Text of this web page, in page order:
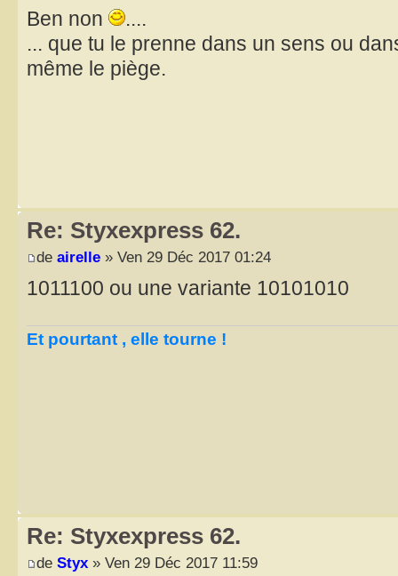
Ben non
....
... que tu le prenne dans un sens ou
même le piège.
Re: Styxexpress 62.
de airelle » Ven 29 Déc 2017 01:24
1011100 ou une variante 10101010
Et pourtant , elle tourne !
Re: Styxexpress 62.
de Styx » Ven 29 Déc 2017 11:59